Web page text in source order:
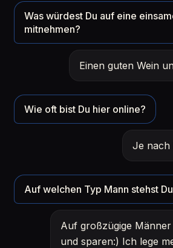
Was würdest Du auf eine
mitnehmen?
Einen guten Wein
Wie oft bist Du hier online?
Je nach
Auf welchen Typ Mann stehst
Auf großzügige
und sparen:) Ich lege